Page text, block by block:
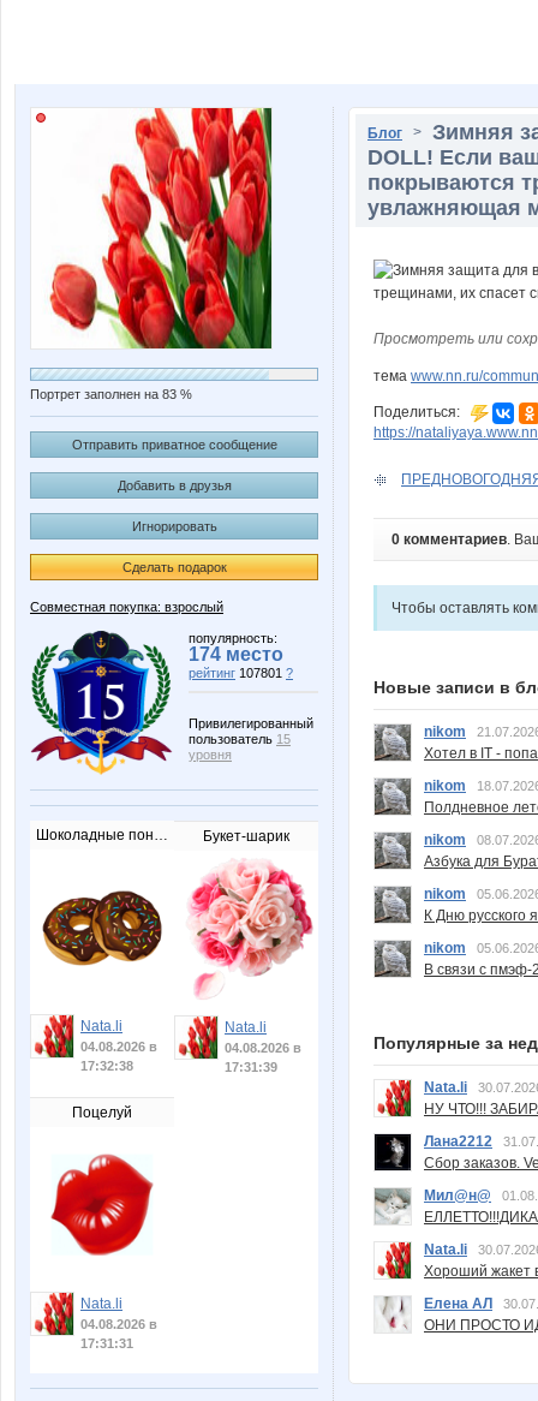
Портрет заполнен на 83 %
Отправить приватное сообщение
Добавить в друзья
Игнорировать
Сделать подарок
Совместная покупка: взрослый
популярность:
174 место
рейтинг 107801 ?
Привилегированный
пользователь 15
уровня
Шоколадные пончики
Nata.li
04.08.2026 в
17:32:38
Букет-шарик
Nata.li
04.08.2026 в
17:31:39
Поцелуй
Nata.li
04.08.2026 в
17:31:31
Блог > Зимняя
DOLL! Если
покрываются
увлажняющая
Просмотреть или
тема www.nn.ru/
Поделиться:
https://
0 комментариев.
Чтобы оставлять
Новые записи в
nikom
Хотел в IT -
nikom
Полдневное
nikom
Азбука для
nikom
К Дню русского
nikom
В связи с пмэф-
Популярные за
Nata.li
НУ ЧТО!!!
Лана2212
Сбор заказов.
Мил@н@
Nata.li
Хороший жакет
Елена АЛ
ОНИ ПРОСТО